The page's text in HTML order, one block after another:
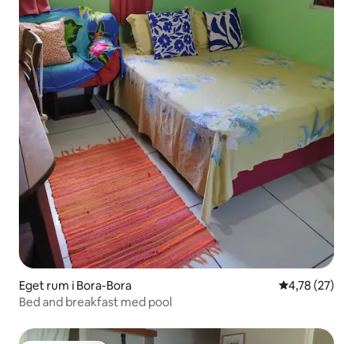
Eget rum i Bora-Bora 4,78 av 5 i
4,78 (27)
Bed and breakfast med pool